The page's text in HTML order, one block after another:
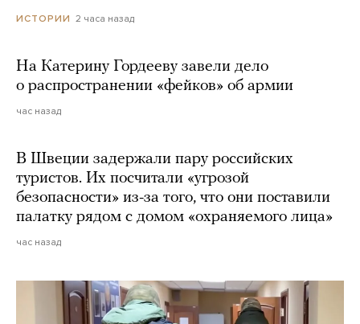
ИСТОРИИ 2 часа назад
На Катерину Гордееву завели дело
о распространении «фейков» об армии
час назад
В Швеции задержали пару российских
туристов. Их посчитали «угрозой
безопасности» из-за того, что они поставили
палатку рядом с домом «охраняемого лица»
час назад